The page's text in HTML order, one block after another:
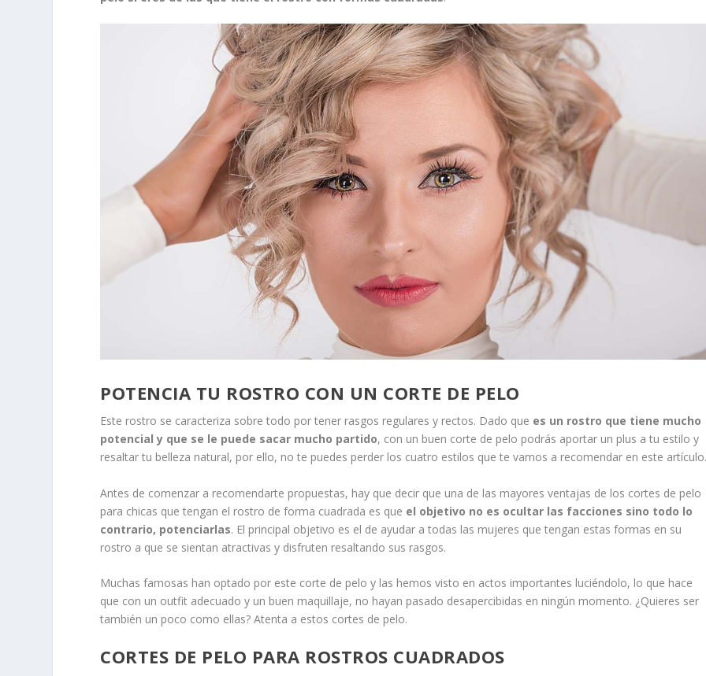
POTENCIA TU ROSTRO CON UN CORTE DE PELO
Este rostro se caracteriza sobre todo por tener rasgos regulares y rectos. Dado que es un rostro que tiene mucho
potencial y que se le puede sacar mucho partido, con un buen corte de pelo podrás aportar un plus a tu estilo y
resaltar tu belleza natural, por ello, no te puedes perder los cuatro estilos que te vamos a recomendar en este
Antes de comenzar a recomendarte propuestas, hay que decir que una de las mayores ventajas de los cortes de pelo
para chicas que tengan el rostro de forma cuadrada es que el objetivo no es ocultar las facciones sino todo lo
contrario, potenciarlas. El principal objetivo es el de ayudar a todas las mujeres que tengan estas formas en su
rostro a que se sientan atractivas y disfruten resaltando sus rasgos.
Muchas famosas han optado por este corte de pelo y las hemos visto en actos importantes luciéndolo, lo que hace
que con un outfit adecuado y un buen maquillaje, no hayan pasado desapercibidas en ningún momento. ¿Quieres ser
también un poco como ellas? Atenta a estos cortes de pelo.
CORTES DE PELO PARA ROSTROS CUADRADOS